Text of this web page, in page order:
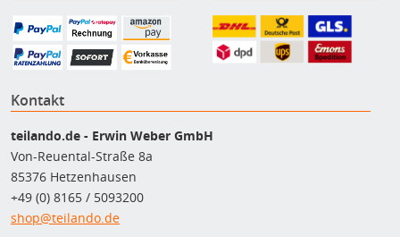
Kontakt
teilando.de - Erwin Weber GmbH
Von-Reuental-Straße 8a
85376 Hetzenhausen
+49 (0) 8165 / 5093200
shop@teilando.de